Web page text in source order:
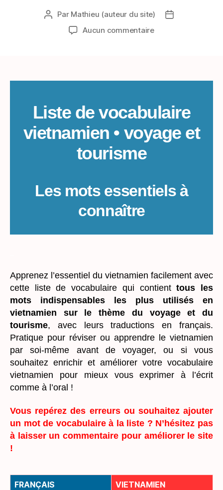
Auteur
l’article
Par Mathieu (auteur du site)
Date
Aucun commentairesur
Liste de vocabulaire
vietnamien • voyage et
tourisme
Les mots essentiels à
connaître
Apprenez l’essentiel du vietnamien facilement avec
cette liste de vocabulaire qui contienttous les
mots indispensables les plus utilisés en
vietnamien sur le thème du voyage et du
tourisme, avec leurs traductions en français.
Pratique pour réviser ou apprendre le vietnamien
par soi-même avant de voyager, ou si vous
souhaitez enrichir et améliorer votre vocabulaire
vietnamien pour mieux vous exprimer à l’écrit
comme à l’oral !
Vous repérez des erreurs ou souhaitez ajouter
un mot de vocabulaire à la liste ? N’hésitez pas
à laisser un commentaire pour améliorer le site
!
FRANÇAIS
VIETNAMIEN